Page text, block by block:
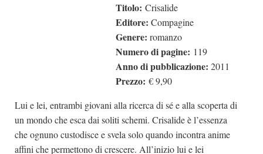
Generi
Case editrici
Partnership
Titolo: Crisalide
Editore: Compagine
Genere: romanzo
Numero di pagine: 119
Anno di pubblicazione: 2011
Prezzo: € 9,90
Lui e lei, entrambi giovani alla ricerca di sé e alla scoperta di
un mondo che esca dai soliti schemi. Crisalide è l’essenza
che ognuno custodisce e svela solo quando incontra anime
affini che permettono di crescere. All’inizio lui e lei